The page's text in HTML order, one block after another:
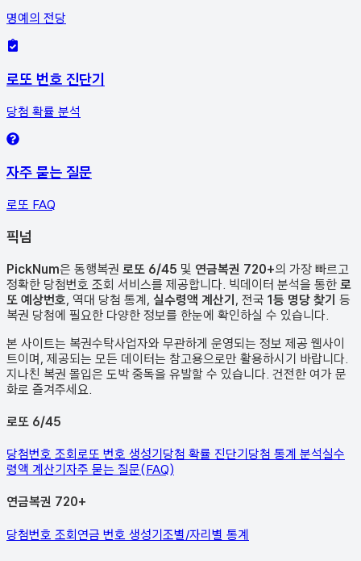
명예의 전당
로또 번호 진단기
당첨 확률 분석
자주 묻는 질문
로또 FAQ
픽넘
PickNum은 동행복권 로또 6/45 및 연금복권 720+의 가장 빠르고
정확한 당첨번호 조회 서비스를 제공합니다. 빅데이터 분석을 통한 로
또 예상번호, 역대 당첨 통계, 실수령액 계산기, 전국 1등 명당 찾기 등
복권 당첨에 필요한 다양한 정보를 한눈에 확인하실 수 있습니다.
본 사이트는 복권수탁사업자와 무관하게 운영되는 정보 제공 웹사이
트이며, 제공되는 모든 데이터는 참고용으로만 활용하시기 바랍니다.
지나친 복권 몰입은 도박 중독을 유발할 수 있습니다. 건전한 여가 문
화로 즐겨주세요.
로또 6/45
당첨번호 조회로또 번호 생성기당첨 확률 진단기당첨 통계 분석실수
령액 계산기자주 묻는 질문(FAQ)
연금복권 720+
당첨번호 조회연금 번호 생성기조별/자리별 통계